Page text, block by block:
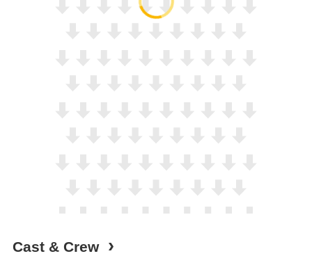
Cast & Crew